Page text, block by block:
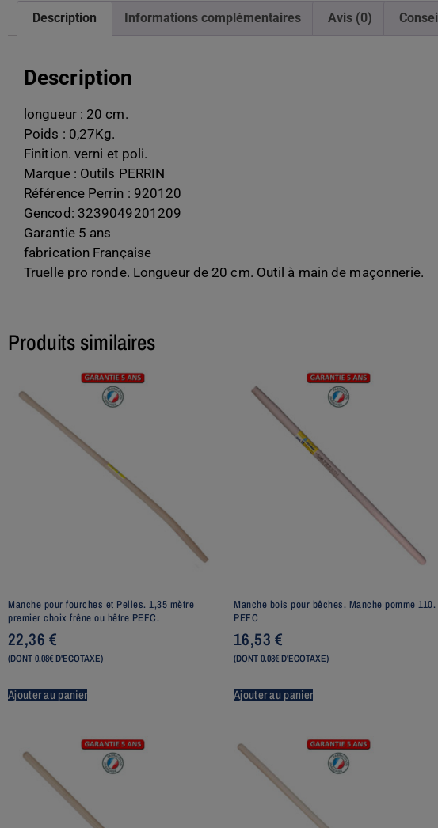
Description Informations complémentaires Avis (0)
Description
longueur : 20 cm.
Poids : 0,27Kg.
Finition. verni et poli.
Marque : Outils PERRIN
Référence Perrin : 920120
Gencod: 3239049201209
Garantie 5 ans
fabrication Française
Truelle pro ronde. Longueur de 20 cm. Outil à main de maçonnerie.
Produits similaires
Manche pour fourches et Pelles. 1,35 mètre
premier choix frêne ou hêtre PEFC.
22,36€
(DONT 0.08€ D'ECOTAXE)
Ajouter au panier
Manche bois pour bêches. Manche pomme 110.
PEFC
16,53€
(DONT 0.08€ D'ECOTAXE)
Ajouter au panier